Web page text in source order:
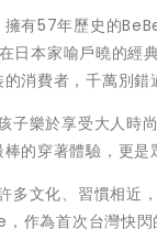
有57年歷史的
日本家喻戶曉的經
消費者，千萬別錯
子樂於享受大人時
的穿著體驗，更
多文化、習慣相近
作為首次台灣快閃